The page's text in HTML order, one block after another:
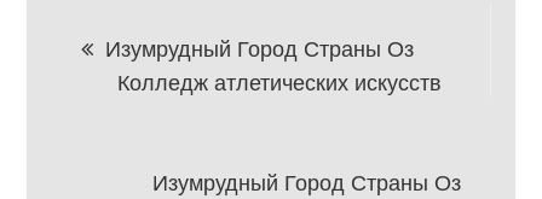
Навигация
записям
Изумрудный Город Страны Оз
Колледж атлетических искусств
Изумрудный Город Страны Оз